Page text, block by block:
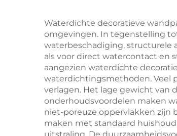
Waterdichte decoratieve
omgevingen. In tegenstelling
waterbeschadiging, structurele
als voor direct watercontact en
aangezien waterdichte
waterdichtingsmethoden. Veel
verlagen. Het lage gewicht van
onderhoudsvoordelen maken
niet-poreuze oppervlakken zijn
maken met standaard